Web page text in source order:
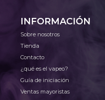
INFORMACIÓN
Sobre nosotros
Tienda
Contacto
¿qué es el vapeo?
Guía de iniciación
Ventas mayoristas